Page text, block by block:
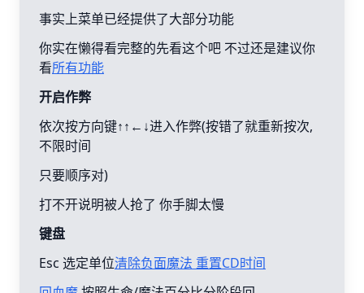
事实上菜单已经提供了大部分功能
你实在懒得看完整的先看这个吧 不过还是建议你
看所有功能
开启作弊
依次按方向键↑↑←↓进入作弊(按错了就重新按次,
不限时间
只要顺序对)
打不开说明被人抢了 你手脚太慢
键盘
Esc 选定单位清除负面魔法 重置CD时间